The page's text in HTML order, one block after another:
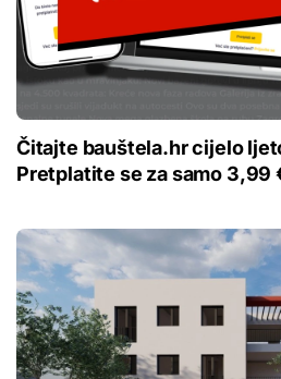
Čitajte bauštela.hr cijelo
Pretplatite se za samo 3,99